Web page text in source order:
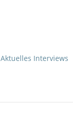
Aktuelles Interviews